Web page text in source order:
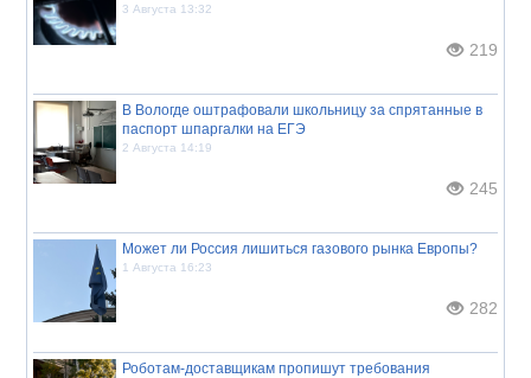
3 Августа 13:32
219
В Вологде оштрафовали школьницу за спрятанные в
паспорт шпаргалки на ЕГЭ
2 Августа 14:19
245
Может ли Россия лишиться газового рынка Европы?
1 Августа 16:23
282
Роботам-доставщикам пропишут требования